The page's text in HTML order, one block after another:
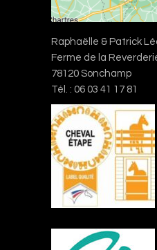
Raphaëlle & Patrick
Ferme de la
78120 Sonchamp
Tél. : 06 03 41 17 81